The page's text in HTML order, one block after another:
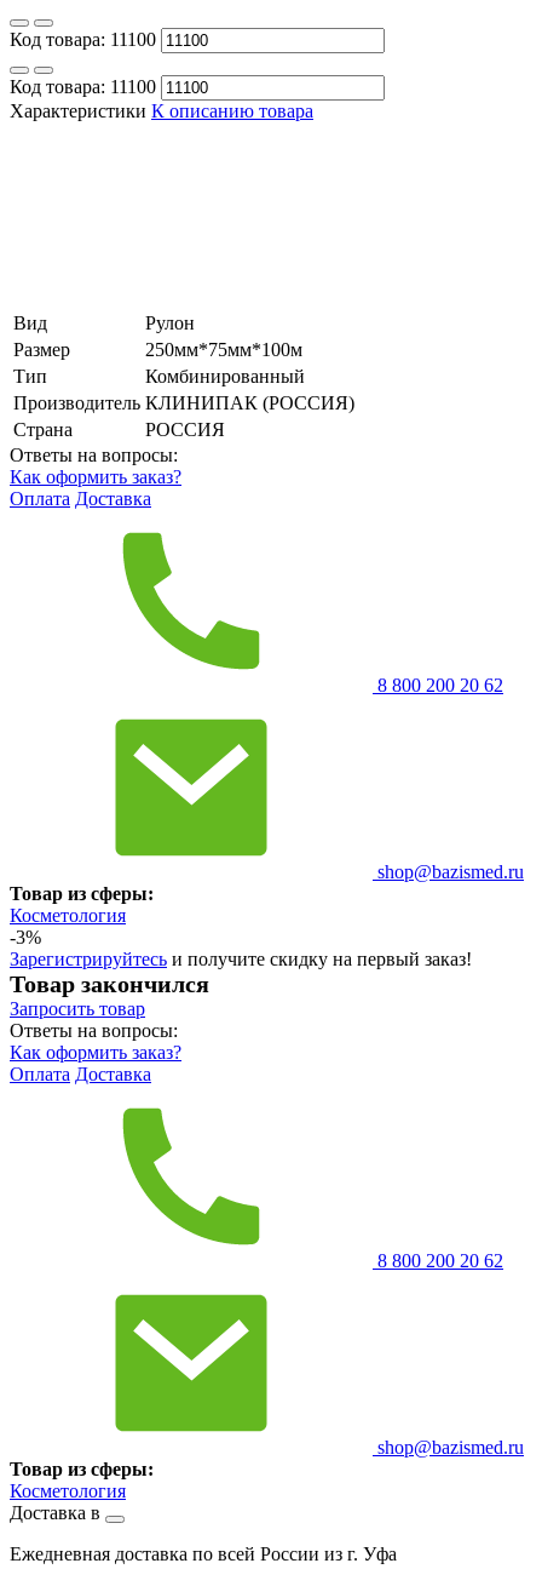
Код товара: 11100
Код товара: 11100
Характеристики К описанию товара
Вид
Рулон
Размер
250мм*75мм*100м
Тип
Комбинированный
Производитель КЛИНИПАК (РОССИЯ)
Страна
РОССИЯ
Ответы на вопросы:
Как оформить заказ?
Оплата Доставка
8 800 200 20 62
shop@bazismed.ru
Товар из сферы:
Косметология
-3%
Зарегистрируйтесь и получите скидку на первый заказ!
Товар закончился
Запросить товар
Ответы на вопросы:
Как оформить заказ?
Оплата Доставка
8 800 200 20 62
shop@bazismed.ru
Товар из сферы:
Косметология
Доставка в
Ежедневная доставка по всей России из г. Уфа